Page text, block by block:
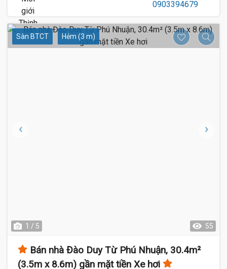
Sàn BTCT Hẻm (3 m)
1 / 5 55
Bán nhà Đào Duy Từ Phú Nhuận, 30.4m²
(3.5m x 8.6m) gần mặt tiền Xe hơi